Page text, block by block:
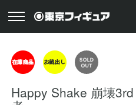
Happy Shake 崩壊